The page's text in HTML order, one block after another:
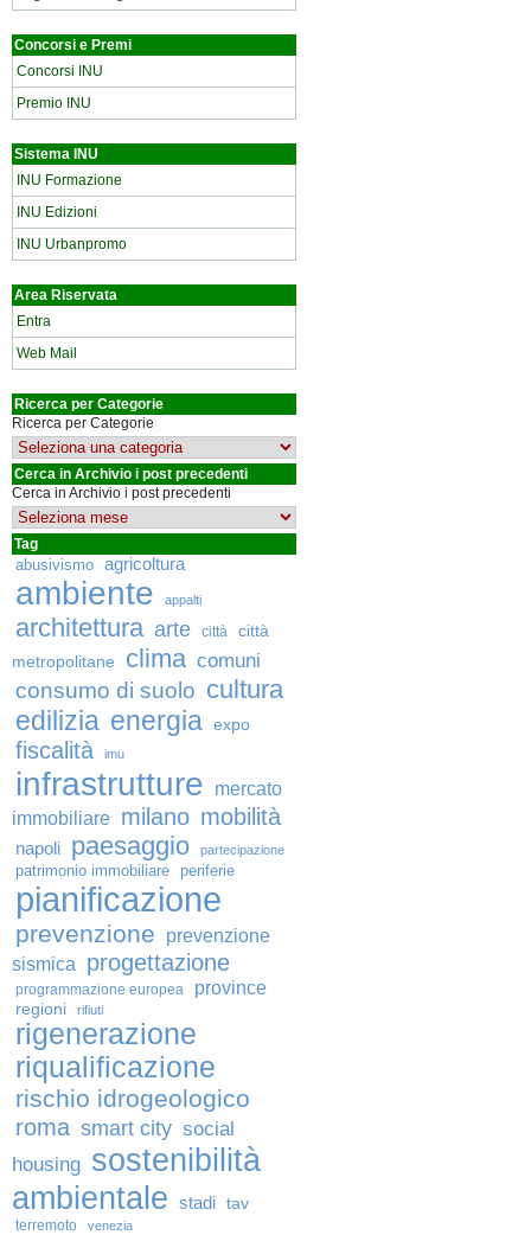
Concorsi e Premi
Concorsi INU
Premio INU
Sistema INU
INU Formazione
INU Edizioni
INU Urbanpromo
Area Riservata
Entra
Web Mail
Ricerca per Categorie
Ricerca per Categorie
Cerca in Archivio i post precedenti
Cerca in Archivio i post precedenti
Tag
abusivismo agricoltura
ambiente appalti
architettura arte città
città
metropolitane
clima comuni
consumo di suolo cultura
edilizia energia expo
fiscalità imu
infrastrutture
mercato
immobiliare milano mobilità
napoli paesaggio partecipazione
patrimonio immobiliare periferie
pianificazione
prevenzione
prevenzione
sismica
progettazione
programmazione europea province
regioni rifiuti
rigenerazione
riqualificazione
rischio idrogeologico
roma smart city social
housing sostenibilità
ambientale stadi tav
terremoto venezia